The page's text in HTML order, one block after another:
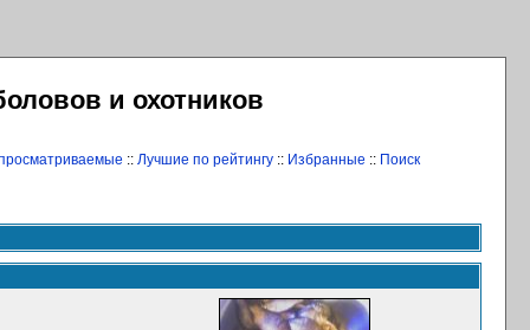
и охотников
:: Лучшие по рейтингу:: Избранные :: Поиск